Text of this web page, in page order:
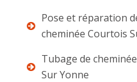
Pose et réparation
cheminée Courtois
Tubage de
Sur Yonne